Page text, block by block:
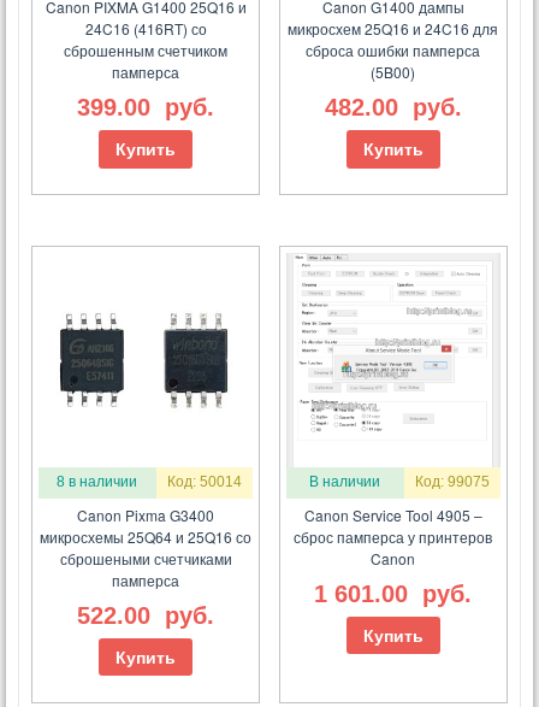
Canon PIXMA G1400 25Q16 и
24C16 (416RT) со
сброшенным счетчиком
памперса
399.00 руб.
Купить
Canon G1400 дампы
микросхем 25Q16 и 24C16 для
сброса ошибки памперса
(5B00)
482.00 руб.
Купить
8 в наличии Код: 50014
Canon Pixma G3400
микросхемы 25Q64 и 25Q16 со
сброшеными счетчиками
памперса
522.00 руб.
Купить
В наличии Код: 99075
Canon Service Tool 4905 –
сброс памперса у принтеров
Canon
1 601.00 руб.
Купить